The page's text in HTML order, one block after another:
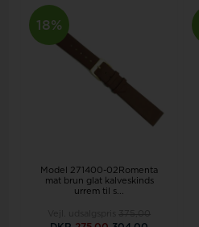
18%
Model 271400-02Romenta
mat brun glat kalveskinds
urrem til s...